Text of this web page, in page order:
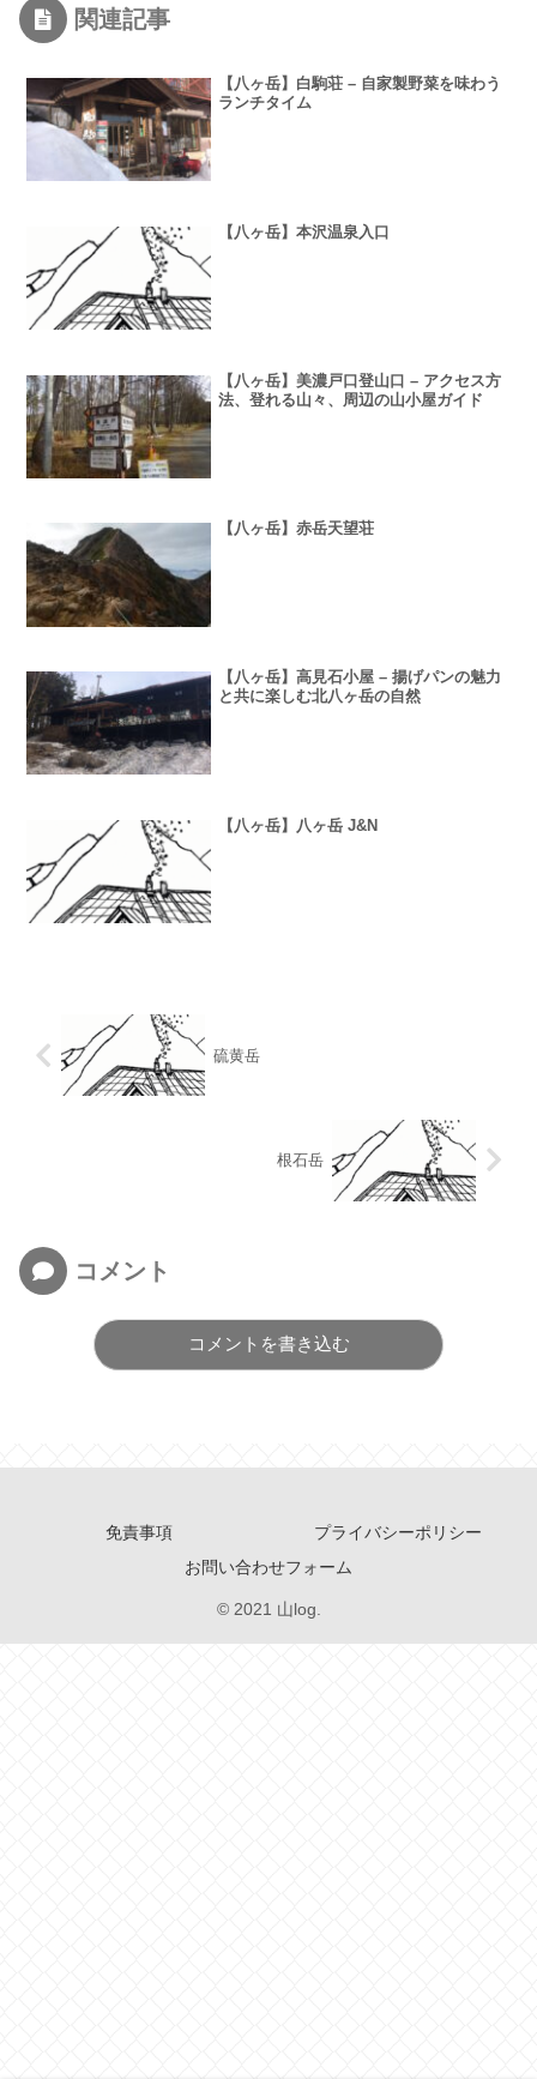
関連記事
【八ヶ岳】白駒荘 – 自家製野菜を味わう
ランチタイム
【八ヶ岳】本沢温泉入口
【八ヶ岳】美濃戸口登山口 – アクセス方
法、登れる山々、周辺の山小屋ガイド
【八ヶ岳】赤岳天望荘
【八ヶ岳】高見石小屋 – 揚げパンの魅力
と共に楽しむ北八ヶ岳の自然
【八ヶ岳】八ヶ岳 J&N
硫黄岳
根石岳
コメント
コメントを書き込む
免責事項
プライバシーポリシー
お問い合わせフォーム
© 2021 山log.